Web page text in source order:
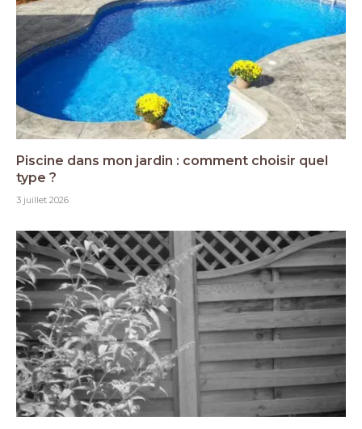
Piscine dans mon jardin : comment choisir quel
type ?
3 juillet 2026